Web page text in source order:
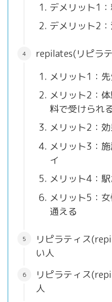
デメリット1
デメリット2
repilates(リピラ
メリット1：
メリット2：
料で受けられ
メリット2：
メリット3：
イ
メリット4：
メリット5：
通える
リピラティス
い人
リピラティス
人